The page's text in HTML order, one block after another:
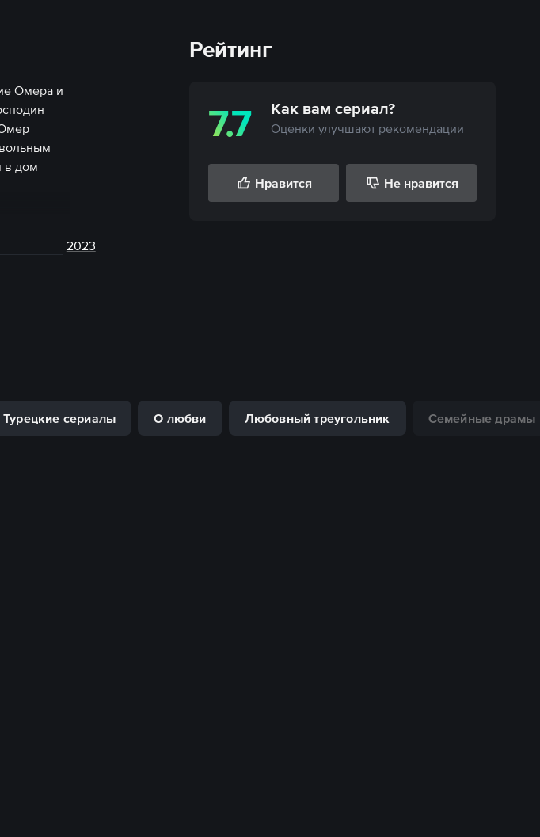
Омера и
в дом
2023
Рейтинг
7.7 Как вам сериал?
Оценки улучшают рекомендации
Нравится Не нравится
Турецкие сериалы О любви Любовный треугольник Семейные драмы